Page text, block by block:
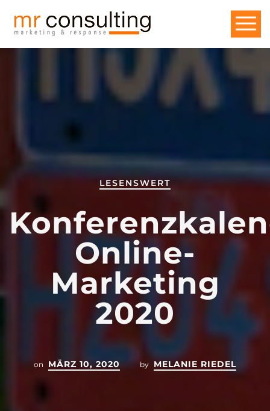
LESENSWERT
Online-
Marketing
2020
on MÄRZ 10, 2020 by MELANIE RIEDEL